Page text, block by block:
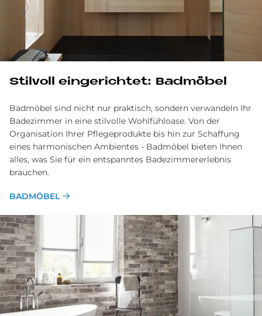
Stil­voll ein­ge­rich­tet: Bad­mö­bel
Badmöbel sind nicht nur praktisch, sondern verwandeln Ihr
Badezimmer in eine stilvolle Wohlfühloase. Von der
Organisation Ihrer Pflege­produkte bis hin zur Schaffung
eines harmonischen Ambientes - Bad­möbel bieten Ihnen
alles, was Sie für ein ent­spanntes Badezimmer­erlebnis
brauchen.
BADMÖBEL